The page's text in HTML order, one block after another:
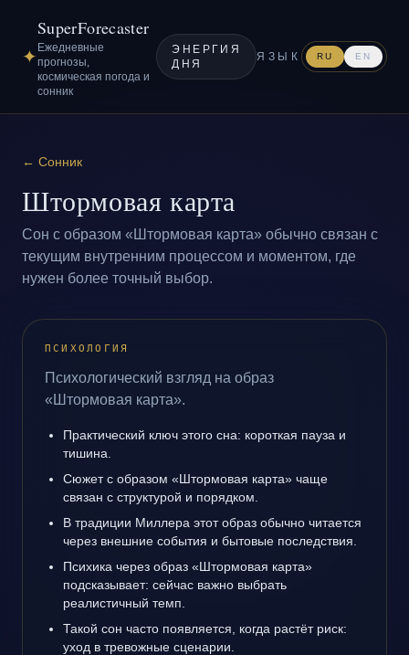
✦
SuperForecaster
Ежедневные
прогнозы,
космическая погода и
сонник
ЭНЕРГИЯ
ДНЯ
ЯЗЫК RU EN
← Сонник
Штормовая карта
Сон с образом «Штормовая карта» обычно связан с
текущим внутренним процессом и моментом, где
нужен более точный выбор.
ПСИХОЛОГИЯ
Психологический взгляд на образ
«Штормовая карта».
Практический ключ этого сна: короткая пауза и
тишина.
Сюжет с образом «Штормовая карта» чаще
связан с структурой и порядком.
В традиции Миллера этот образ обычно читается
через внешние события и бытовые последствия.
Психика через образ «Штормовая карта»
подсказывает: сейчас важно выбрать
реалистичный темп.
Такой сон часто появляется, когда растёт риск:
уход в тревожные сценарии.